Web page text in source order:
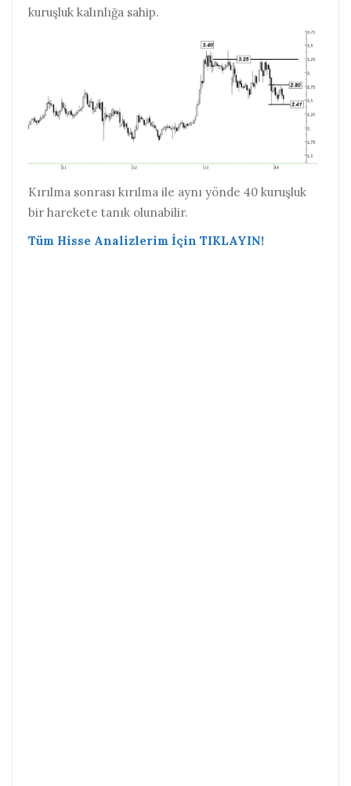
kuruşluk kalınlığa sahip.
Kırılma sonrası kırılma ile aynı yönde 40 kuruşluk
bir harekete tanık olunabilir.
Tüm Hisse Analizlerim İçin TIKLAYIN!